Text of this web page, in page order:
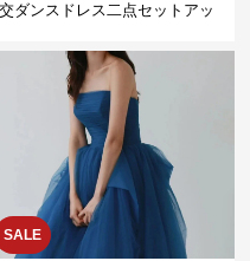
交ダンスドレス二点セットアッ
SALE